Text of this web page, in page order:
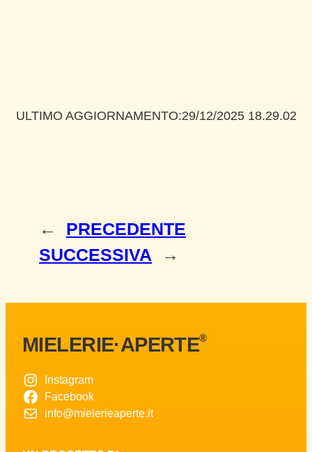
ULTIMO AGGIORNAMENTO:29/12/2025 18.29.02
←
PRECEDENTE
SUCCESSIVA
→
MIELERIE·APERTE®
Instagram
Facebook
info@mielerieaperte.it